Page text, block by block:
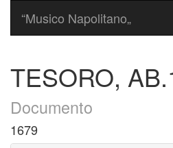
“Musico Napolitano„
TESORO,
Documento
1679